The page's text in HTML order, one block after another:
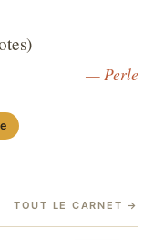
— Perle
TOUT LE CARNET →